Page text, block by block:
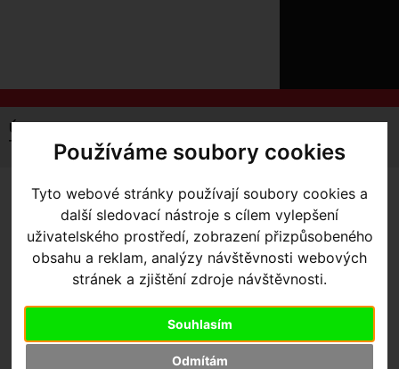
Používáme soubory cookies
Tyto webové stránky používají soubory cookies a
další sledovací nástroje s cílem vylepšení
uživatelského prostředí, zobrazení přizpůsobeného
obsahu a reklam, analýzy návštěvnosti webových
stránek a zjištění zdroje návštěvnosti.
Souhlasím
Odmítám
NÁSO
NÁKUPU
SLUŽBY
REGISTRACE
ZTRATILI
Úvodní strana
Traverse
Roval Traverse HD 240 27.5 6B - Rear XD
ROVAL TRAVERSE HD 240
27.5 6B - REAR XD
Specialized